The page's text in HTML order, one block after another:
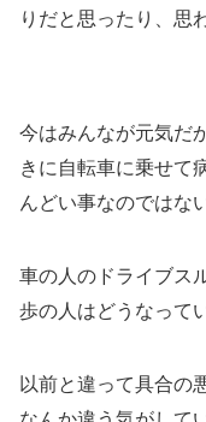
りだと思ったり、思
今はみんなが元気だ
きに自転車に乗せて
んどい事なのではな
車の人のドライブス
歩の人はどうなって
以前と違って具合の